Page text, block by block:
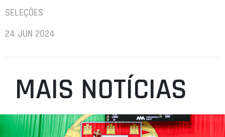
SELEÇÕES
24 JUN 2024
MAIS NOTÍCIAS